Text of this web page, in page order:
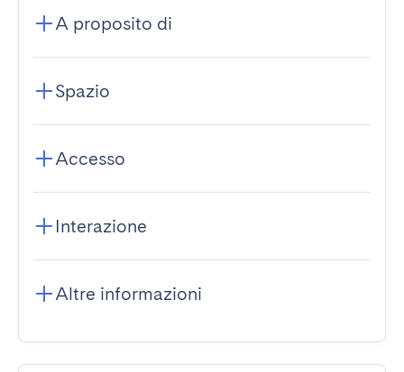
A proposito di
Spazio
Accesso
Interazione
Altre informazioni